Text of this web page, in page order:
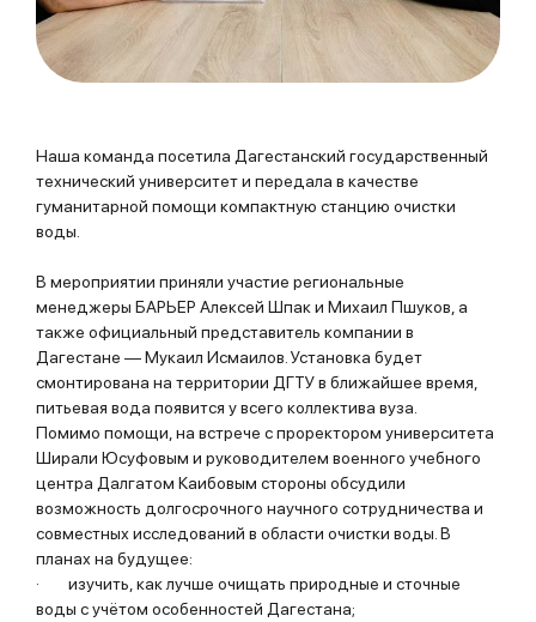
Наша команда посетила Дагестанский государственный
технический университет и передала в качестве
гуманитарной помощи компактную станцию очистки
воды.
В мероприятии приняли участие региональные
менеджеры БАРЬЕР Алексей Шпак и Михаил Пшуков, а
также официальный представитель компании в
Дагестане — Мукаил Исмаилов. Установка будет
смонтирована на территории ДГТУ в ближайшее время,
питьевая вода появится у всего коллектива вуза.
Помимо помощи, на встрече с проректором университета
Ширали Юсуфовым и руководителем военного учебного
центра Далгатом Каибовым стороны обсудили
возможность долгосрочного научного сотрудничества и
совместных исследований в области очистки воды. В
планах на будущее:
· изучить, как лучше очищать природные и сточные
воды с учётом особенностей Дагестана;